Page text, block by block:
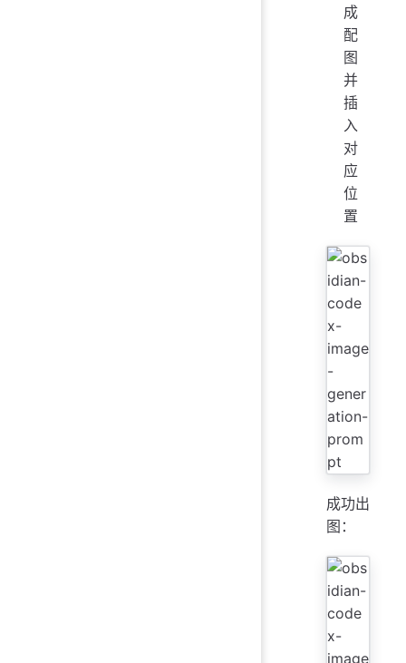
成
配
图
并
插
入
对
应
位
置
成功出
图：